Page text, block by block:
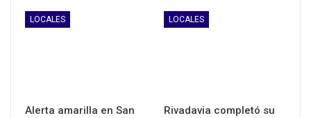
LOCALES
Alerta amarilla en San
LOCALES
Rivadavia completó su